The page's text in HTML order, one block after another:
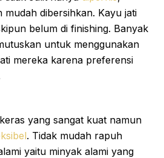
mudah dibersihkan. Kayu jati
belum di finishing. Banyak
untuk menggunakan
mereka karena preferensi
yang sangat kuat namun
. Tidak mudah rapuh
yaitu minyak alami yang